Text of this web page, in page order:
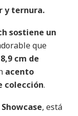
y ternura.
sostiene un
que
cm de
acento
colección.
, está